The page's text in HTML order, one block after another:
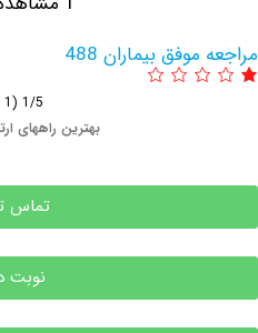
بیماران 488
بهترین راههای ارتباطی
تماس تلفنی
نوبت دهی